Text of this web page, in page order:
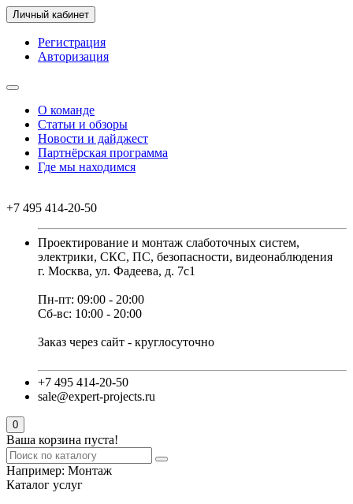
Личный кабинет
Регистрация
Авторизация
О команде
Статьи и обзоры
Новости и дайджест
Партнёрская программа
Где мы находимся
+7 495 414-20-50
Проектирование и монтаж слаботочных систем,
электрики, СКС, ПС, безопасности, видеонаблюдения
г. Москва, ул. Фадеева, д. 7с1
Пн-пт: 09:00 - 20:00
Сб-вс: 10:00 - 20:00
Заказ через сайт - круглосуточно
+7 495 414-20-50
sale@expert-projects.ru
0
Ваша корзина пуста!
Например: Монтаж
Каталог услуг